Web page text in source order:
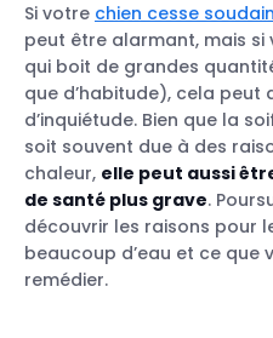
Si votre chien cesse
peut être alarmant, mais si
qui boit de grandes
que d’habitude), cela peut
d’inquiétude. Bien que la
soit souvent due à des
chaleur, elle peut aussi
de santé plus grave.
découvrir les raisons pour
beaucoup d’eau et ce que
remédier.